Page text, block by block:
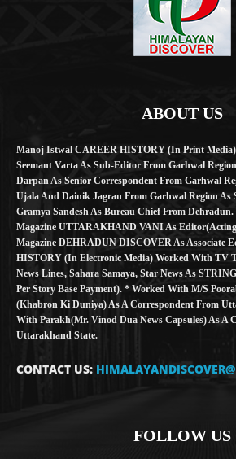
ABOUT US
Manoj Istwal CAREER HISTORY (in Print
Seemant Varta As Sub-Editor From Garhwal
Darpan As Senior Correspondent From Garhwal
Ujala And Dainik Jagran From Garhwal Region
Gramya Sandesh As Bureau Chief From
Magazine UTTARAKHAND VANI As
Magazine DEHRADUN DISCOVER As Associate
HISTORY (in Electronic Media) Worked With TV
News Lines, Sahara Samaya, Star News As
Per Story Base Payment). * Worked With M/S
(Khabron Ki Duniya) As A Correspondent From
With Parakh(Mr. Vinod Dua News Capsules) As A
Uttarakhand State.
CONTACT US:
FOLLOW US